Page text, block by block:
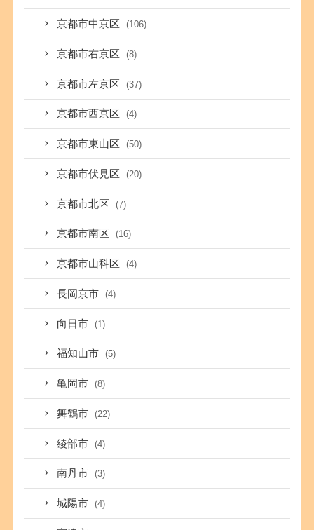
京都市中京区 (106)
京都市右京区 (8)
京都市左京区 (37)
京都市西京区 (4)
京都市東山区 (50)
京都市伏見区 (20)
京都市北区 (7)
京都市南区 (16)
京都市山科区 (4)
長岡京市 (4)
向日市 (1)
福知山市 (5)
亀岡市 (8)
舞鶴市 (22)
綾部市 (4)
南丹市 (3)
城陽市 (4)